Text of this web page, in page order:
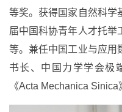
等奖。获得国家自然科学
届中国科协青年人才托举
等。兼任中国工业与应用
书长、中国力学学会极
《Acta Mechanica Sinica